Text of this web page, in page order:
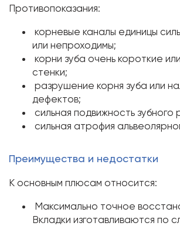
Противопоказания:
корневые каналы единицы
или непроходимы;
корни зуба очень короткие
стенки;
разрушение корня зуба или
дефектов;
сильная подвижность зубного
сильная атрофия
Преимущества и недостатки
К основным плюсам относится:
Максимально точное
Вкладки изготавливаются по